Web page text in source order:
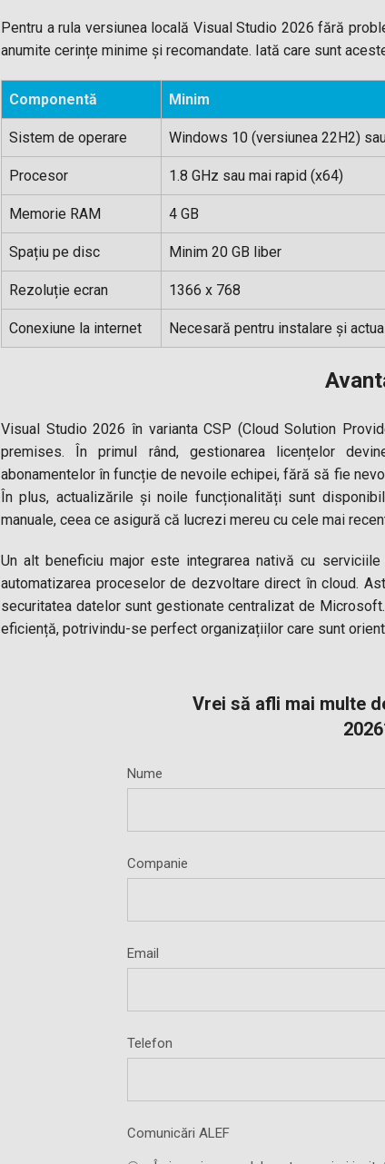
Pentru a rula versiunea locală Visual Studio 2026 fără
anumite cerințe minime și recomandate. Iată care sunt
Componentă Minim
Sistem de operare Windows 10 (versiunea 22H2)
Procesor 1.8 GHz sau mai rapid (x64)
Memorie RAM 4 GB
Spațiu pe disc Minim 20 GB liber
Rezoluție ecran 1366 x 768
Conexiune la internet Necesară pentru instalare și
Visual Studio 2026 în varianta CSP (Cloud Solution
premises. În primul rând, gestionarea licențelor
abonamentelor în funcție de nevoile echipei, fără să fie
În plus, actualizările și noile funcționalități sunt
manuale, ceea ce asigură că lucrezi mereu cu cele mai
Un alt beneficiu major este integrarea nativă cu
automatizarea proceselor de dezvoltare direct în cloud.
securitatea datelor sunt gestionate centralizat de
eficiență, potrivindu-se perfect organizațiilor care sunt
Vrei să afli mai multe
Nume
Companie
Email
Telefon
Comunicări ALEF